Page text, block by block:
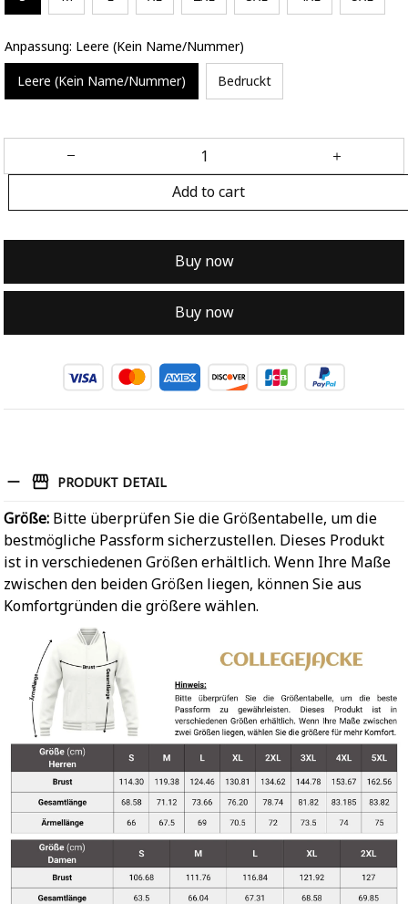
Anpassung: Leere (Kein Name/Nummer)
Leere (Kein Name/Nummer) Bedruckt
Add to cart
Buy now
Buy now
PRODUKT DETAIL
Größe: Bitte überprüfen Sie die Größentabelle, um die
bestmögliche Passform sicherzustellen. Dieses Produkt
ist in verschiedenen Größen erhältlich. Wenn Ihre Maße
zwischen den beiden Größen liegen, können Sie aus
Komfortgründen die größere wählen.